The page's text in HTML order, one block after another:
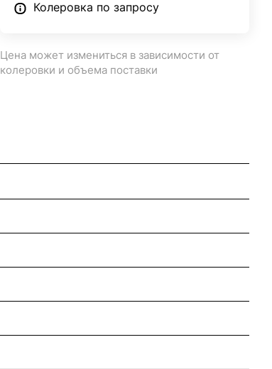
Колеровка по запросу
Цена может измениться в зависимости от
колеровки и объема поставки